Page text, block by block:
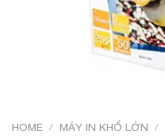
HOME / MÁY IN KHỔ LỚN /